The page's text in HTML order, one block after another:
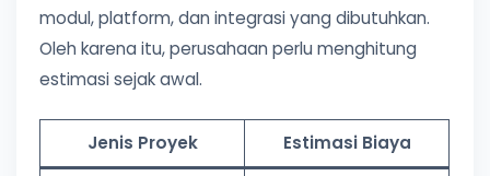
modul, platform, dan integrasi yang dibutuhkan.
Oleh karena itu, perusahaan perlu menghitung
estimasi sejak awal.
Jenis Proyek Estimasi Biaya